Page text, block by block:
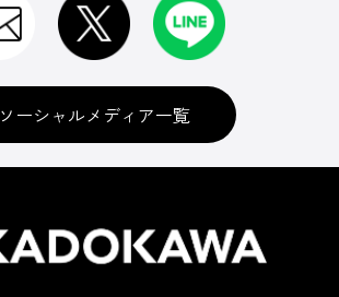
ソーシャルメディア一覧